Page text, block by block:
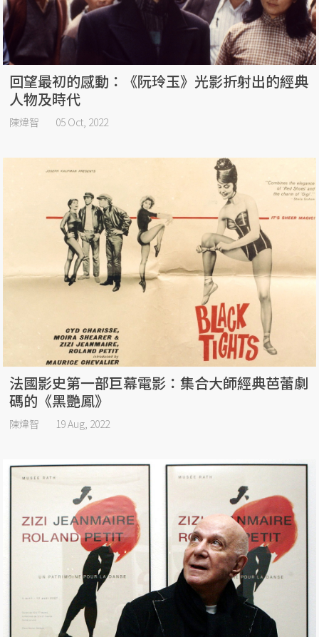
回望最初的感動：《阮玲玉》光影折射出的經典
人物及時代
陳煒智 05 Oct, 2022
法國影史第一部巨幕電影：集合大師經典芭蕾劇
碼的《黑艷鳳》
陳煒智 19 Aug, 2022